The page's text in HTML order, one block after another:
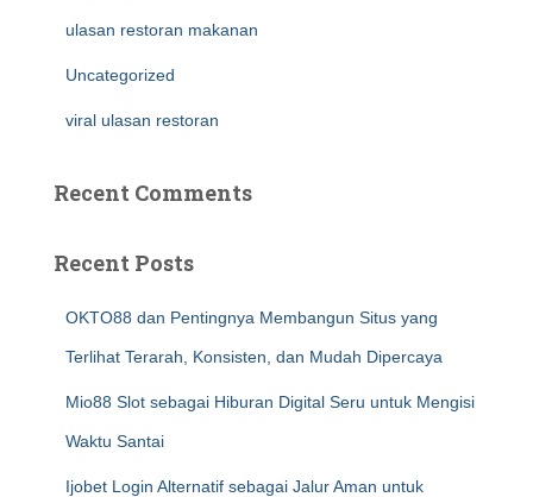
ulasan restoran makanan
Uncategorized
viral ulasan restoran
Recent Comments
Recent Posts
OKTO88 dan Pentingnya Membangun Situs yang
Terlihat Terarah, Konsisten, dan Mudah Dipercaya
Mio88 Slot sebagai Hiburan Digital Seru untuk Mengisi
Waktu Santai
Ijobet Login Alternatif sebagai Jalur Aman untuk